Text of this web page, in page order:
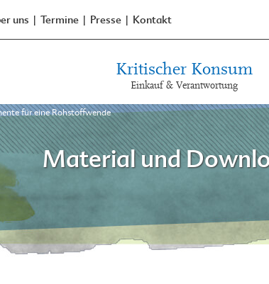
uns Termine Presse Kontakt
Kritischer Konsum
Einkauf & Verantwortung
für eine Rohstoffwende
Material und